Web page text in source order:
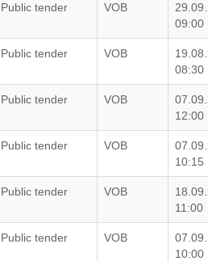
Public tender VOB
09:00
Public tender VOB
08:30
Public tender VOB
12:00
Public tender VOB
10:15
Public tender VOB
11:00
Public tender VOB
10:00